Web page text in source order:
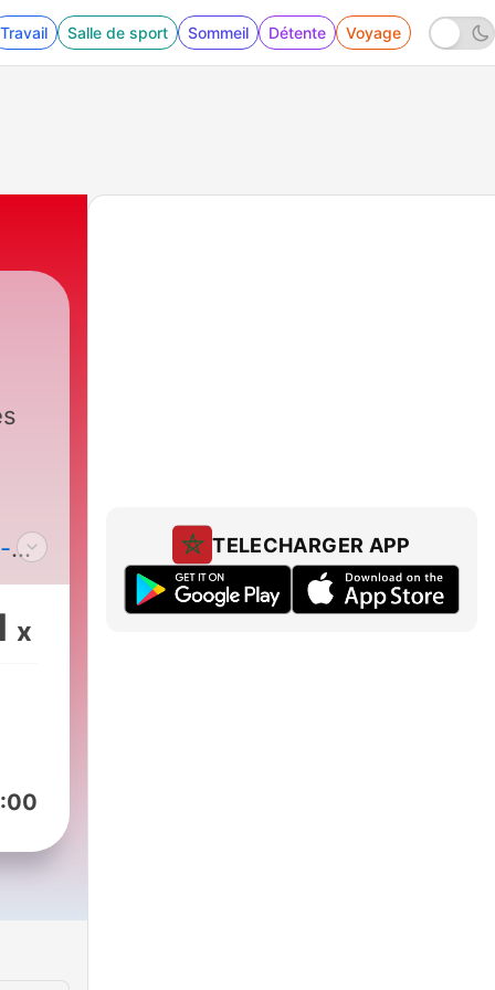
Travail Salle de sport Sommeil Détente Voyage
x
TELECHARGER APP